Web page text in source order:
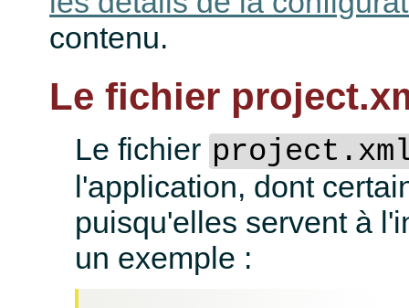
contenu.
Le fichier
Le fichier
l'application, dont
puisqu'elles servent à
un exemple :